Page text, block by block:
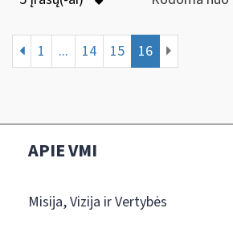
1 ... 14 15 16
APIE VMI
Misija, Vizija ir Vertybės